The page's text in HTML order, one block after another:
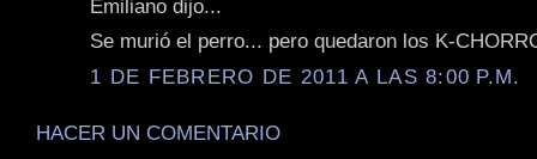
Emiliano dijo...
Se murió el perro... pero quedaron los K-
1 DE FEBRERO DE 2011 A LAS 8:00 P.M.
HACER UN COMENTARIO